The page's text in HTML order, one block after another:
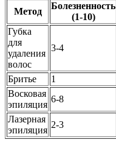
Метод
Болезненность
(1-10)
Губка
для
удаления
волос
3-4
Бритье 1
Восковая
эпиляция
6-8
Лазерная
эпиляция
2-3